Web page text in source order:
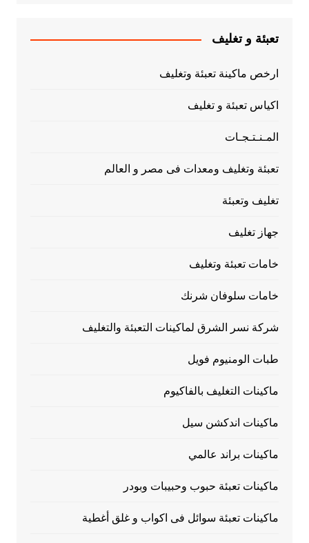
تعبئة و تغليف
ارخص ماكينة تعبئة وتغليف
اكياس تعبئة و تغليف
المـنـتـجـات
تعبئة وتغليف ومعدات فى مصر و العالم
تغليف وتعبئة
جهاز تغليف
خامات تعبئة وتغليف
خامات سلوفان شرنك
شركة نسر الشرق لماكينات التعبئة والتغليف
طبات الومنيوم فويل
ماكينات التغليف بالفاكيوم
ماكينات اندكشن سيل
ماكينات براند عالمي
ماكينات تعبئة حبوب وحبيبات وبودر
ماكينات تعبئة سوائل فى اكواب و غلق أغطية